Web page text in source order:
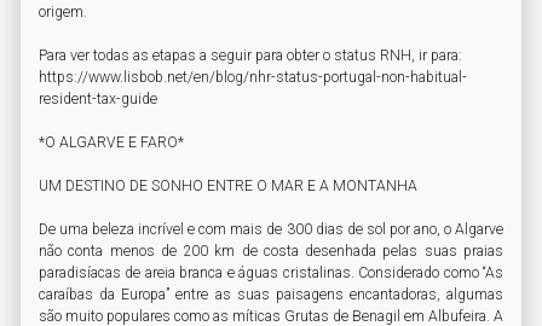
origem.
Para ver todas as etapas a seguir para obter o status RNH, ir para:
https://www.lisbob.net/en/blog/nhr-status-portugal-non-habitual-
resident-tax-guide
*O ALGARVE E FARO*
UM DESTINO DE SONHO ENTRE O MAR E A MONTANHA
De uma beleza incrível e com mais de 300 dias de sol por ano, o Algarve
não conta menos de 200 km de costa desenhada pelas suas praias
paradisíacas de areia branca e águas cristalinas. Considerado como “As
caraíbas da Europa” entre as suas paisagens encantadoras, algumas
são muito populares como as míticas Grutas de Benagil em Albufeira. A